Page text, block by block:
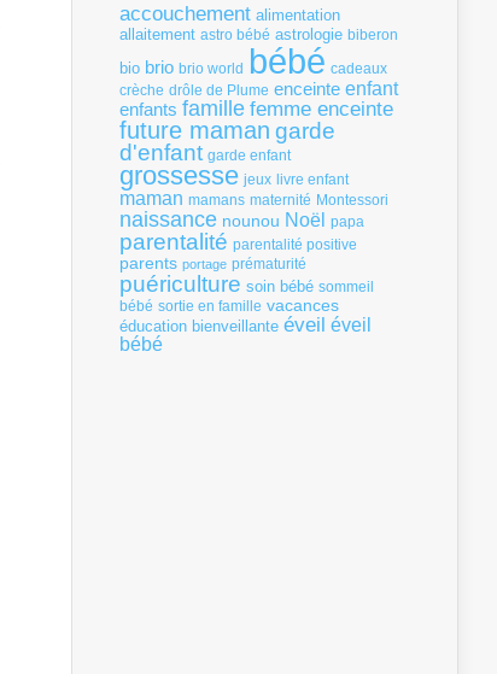
accouchement alimentation
allaitement astro bébé astrologie biberon
bio brio brio world bébé cadeaux
crèche drôle de Plume enceinte enfant
enfants famille femme enceinte
future maman garde
d'enfant garde enfant
grossesse jeux livre enfant
maman mamans maternité Montessori
naissance nounou Noël papa
parentalité parentalité positive
parents portage prématurité
puériculture soin bébé sommeil
bébé sortie en famille vacances
éducation bienveillante éveil éveil
bébé